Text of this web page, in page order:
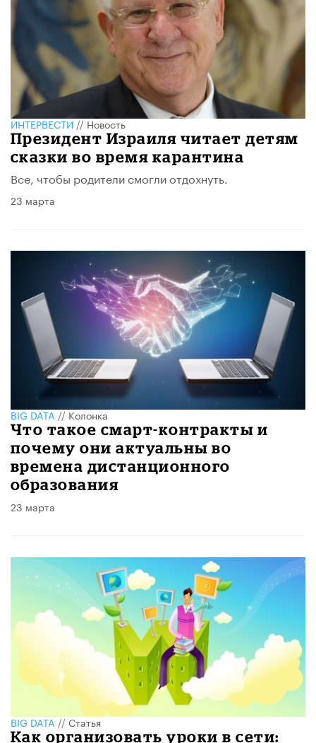
ИНТЕРВЕСТИ//Новость
Президент Израиля читает детям
сказки во время карантина
Все, чтобы родители смогли отдохнуть.
23 марта
BIG DATA//Колонка
Что такое смарт-контракты и
почему они актуальны во
времена дистанционного
образования
23 марта
BIG DATA//Статья
Как организовать уроки в сети: